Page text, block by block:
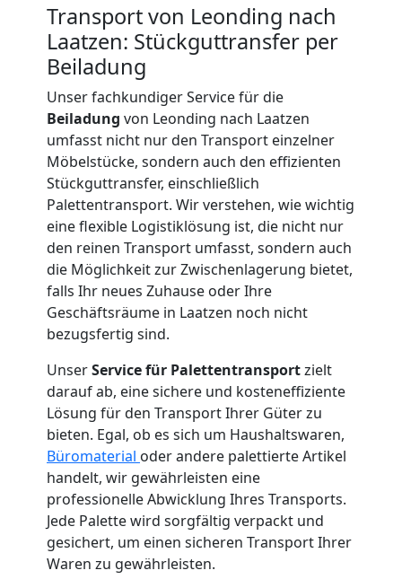
Transport von Leonding nach
Laatzen: Stückguttransfer per
Beiladung
Unser fachkundiger Service für die
Beiladung von Leonding nach Laatzen
umfasst nicht nur den Transport einzelner
Möbelstücke, sondern auch den effizienten
Stückguttransfer, einschließlich
Palettentransport. Wir verstehen, wie wichtig
eine flexible Logistiklösung ist, die nicht nur
den reinen Transport umfasst, sondern auch
die Möglichkeit zur Zwischenlagerung bietet,
falls Ihr neues Zuhause oder Ihre
Geschäftsräume in Laatzen noch nicht
bezugsfertig sind.
UnserService für Palettentransportzielt
darauf ab, eine sichere und kosteneffiziente
Lösung für den Transport Ihrer Güter zu
bieten. Egal, ob es sich um Haushaltswaren,
Büromaterial oder andere palettierte Artikel
handelt, wir gewährleisten eine
professionelle Abwicklung Ihres Transports.
Jede Palette wird sorgfältig verpackt und
gesichert, um einen sicheren Transport Ihrer
Waren zu gewährleisten.
National
Beiladung
International
Internationaler
Umzug
Nationaler
Umzug